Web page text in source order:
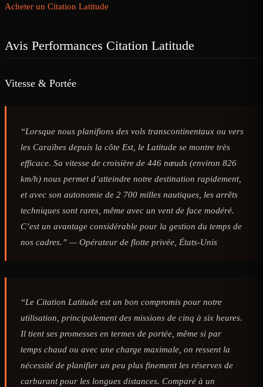
Acheter un Citation Latitude
Avis Performances Citation Latitude
Vitesse & Portée
“Lorsque nous planifions des vols transcontinentaux ou vers
les Caraïbes depuis la côte Est, le Latitude se montre très
efficace. Sa vitesse de croisière de 446 nœuds (environ 826
km/h) nous permet d’atteindre notre destination rapidement,
et avec son autonomie de 2 700 milles nautiques, les arrêts
techniques sont rares, même avec un vent de face modéré.
C’est un avantage considérable pour la gestion du temps de
nos cadres.” —Opérateur de flotte privée, États-Unis
“Le Citation Latitude est un bon compromis pour notre
utilisation, principalement des missions de cinq à six heures.
Il tient ses promesses en termes de portée, même si par
temps chaud ou avec une charge maximale, on ressent la
nécessité de planifier un peu plus finement les réserves de
carburant pour les longues distances. Comparé à un